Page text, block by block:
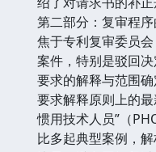
第二部分：复审程
焦于专利复审委员
案件，特别是驳回
要求的解释与范围
要求解释原则上的
惯用技术人员”（
比多起典型案例，